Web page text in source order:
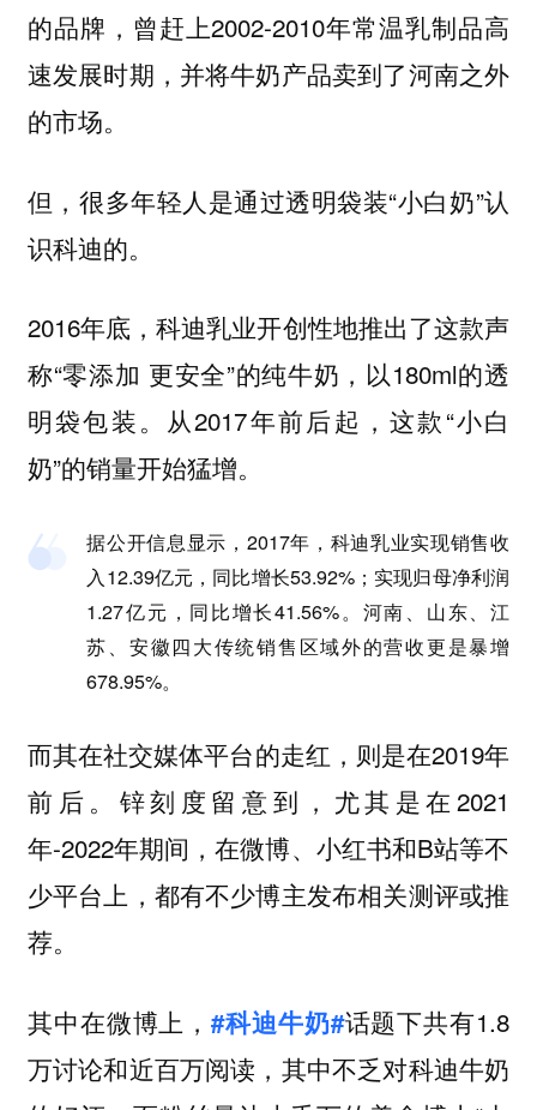
的品牌，曾赶上2002-2010年常温乳制品高
速发展时期，并将牛奶产品卖到了河南之外
的市场。
但，很多年轻人是通过透明袋装“小白奶”认
识科迪的。
2016年底，科迪乳业开创性地推出了这款声
称“零添加 更安全”的纯牛奶，以180ml的透
明袋包装。从2017年前后起，这款“小白
奶”的销量开始猛增。
据公开信息显示，2017年，科迪乳业实现销售收
入12.39亿元，同比增长53.92%；实现归母净利润
1.27亿元，同比增长41.56%。河南、山东、江
苏、安徽四大传统销售区域外的营收更是暴增
678.95%。
而其在社交媒体平台的走红，则是在2019年
前后。锌刻度留意到，尤其是在2021
年-2022年期间，在微博、小红书和B站等不
少平台上，都有不少博主发布相关测评或推
荐。
其中在微博上，#科迪牛奶#话题下共有1.8
万讨论和近百万阅读，其中不乏对科迪牛奶